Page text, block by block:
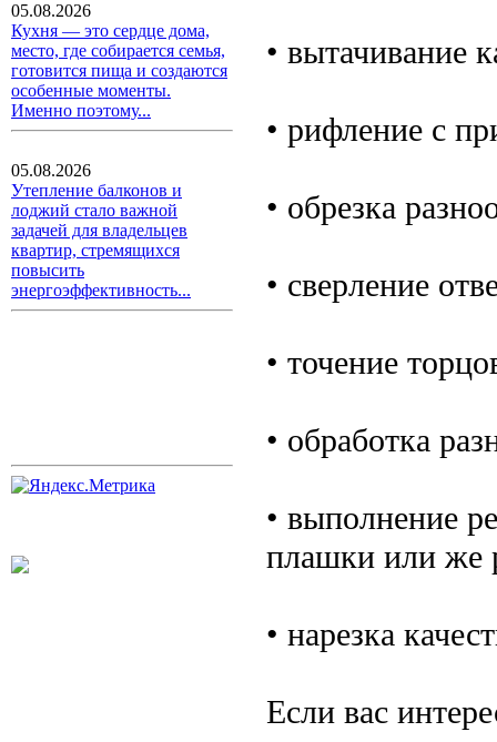
05.08.2026
Кухня — это сердце дома,
место, где собирается семья,
готовится пища и создаются
особенные моменты.
Именно поэтому...
05.08.2026
Утепление балконов и
лоджий стало важной
задачей для владельцев
квартир, стремящихся
повысить
энергоэффективность...
• вытачивание
• рифление с
• обрезка
• сверление
• точение
• обработка
• выполнение
плашки или же
• нарезка
Если вас